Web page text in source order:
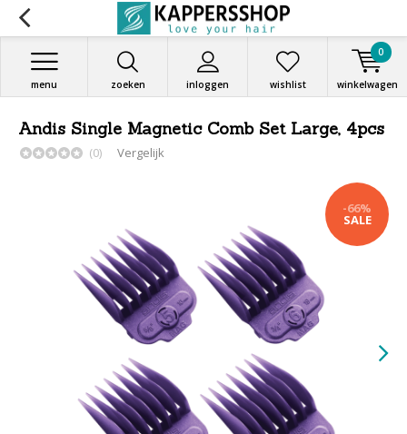
zoeken inloggen
menu wishlist winkelwagen
0
Andis Single Magnetic Comb Set Large, 4pcs
(0) Vergelijk
-66%
SALE